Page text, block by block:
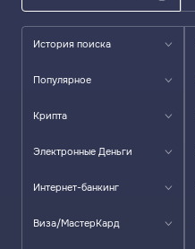
История поиска
Популярное
Крипта
Электронные Деньги
Интернет-банкинг
Виза/МастерКард